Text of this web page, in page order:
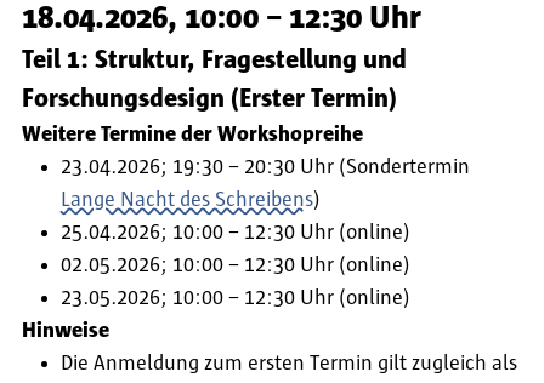
18.04.2026, 10:00 – 12:30 Uhr
Teil 1: Struktur, Fragestellung und
Forschungsdesign (Erster Termin)
Weitere Termine der Workshopreihe
23.04.2026; 19:30 – 20:30 Uhr (Sondertermin
Lange Nacht des Schreibens)
25.04.2026; 10:00 – 12:30 Uhr (online)
02.05.2026; 10:00 – 12:30 Uhr (online)
23.05.2026; 10:00 – 12:30 Uhr (online)
Hinweise
Die Anmeldung zum ersten Termin gilt zugleich als